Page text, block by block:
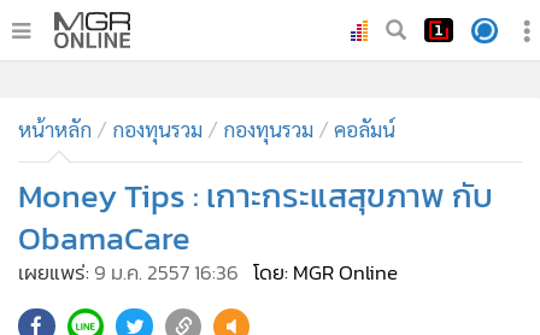
• ทันเหตุการณ์
• ภาคใต้
• ภูมิภาค
• Online Section
• บันเทิง
• ผู้จัดการรายวัน
หน้าหลัก กองทุนรวม กองทุนรวม คอลัมน์
Money Tips : เกาะกระแสสุขภาพ กับ
ObamaCare
เผยแพร่: 9 ม.ค. 2557 16:36 โดย: MGR Online